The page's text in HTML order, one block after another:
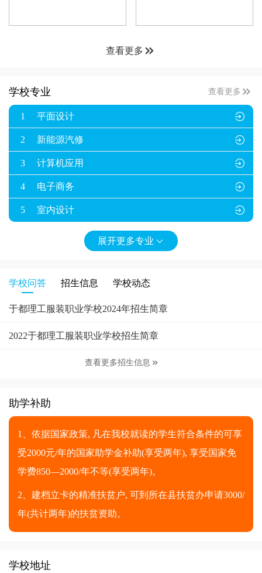
查看更多
学校专业 查看更多

1 平面设计

2 新能源汽修

3 计算机应用

4 电子商务

5 室内设计
展开更多专业 
学校问答 招生信息 学校动态
于都理工服装职业学校2024年招生简章
2022于都理工服装职业学校招生简章
查看更多招生信息 
助学补助
1、依据国家政策, 凡在我校就读的学生符合条件的可享
受2000元/年的国家助学金补助(享受两年), 享受国家免
学费850—2000/年不等(享受两年)。
2、建档立卡的精准扶贫户, 可到所在县扶贫办申请3000/
年(共计两年)的扶贫资助。
学校地址